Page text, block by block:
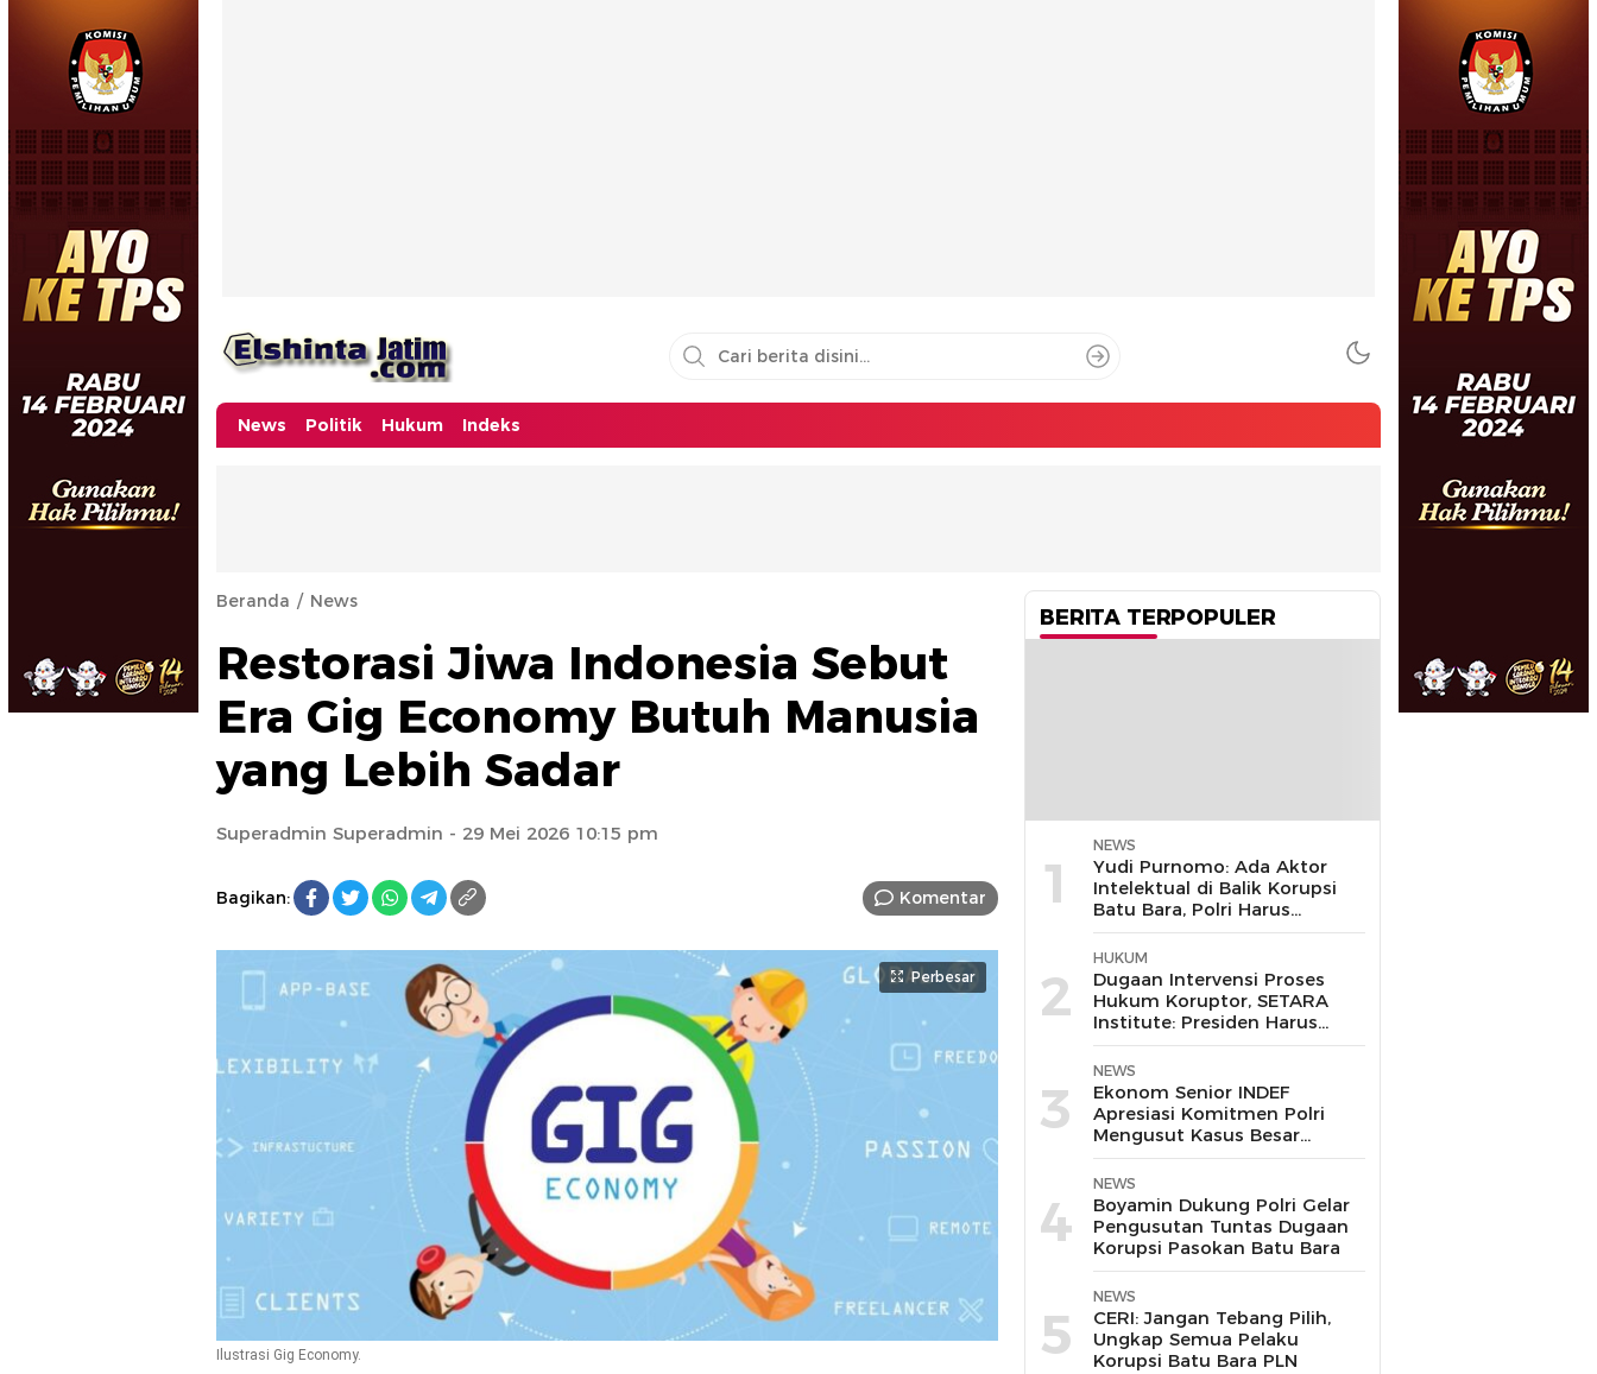
News Politik Hukum Indeks
Beranda News
Restorasi Jiwa Indonesia Sebut
Era Gig Economy Butuh Manusia
yang Lebih Sadar
Superadmin Superadmin - 29 Mei 2026 10:15 pm
Bagikan: Komentar
Perbesar
Ilustrasi Gig Economy.
BERITA TERPOPULER
1
NEWS
Yudi Purnomo: Ada Aktor
Intelektual di Balik Korupsi
Batu Bara, Polri Harus
Bongkar
2
HUKUM
Dugaan Intervensi Proses
Hukum Koruptor, SETARA
Institute: Presiden Harus
Pastikan TNI Tak
Disalahgunakan
3
NEWS
Ekonom Senior INDEF
Apresiasi Komitmen Polri
Mengusut Kasus Besar
hingga Tuntas
4
NEWS
Boyamin Dukung Polri Gelar
Pengusutan Tuntas Dugaan
Korupsi Pasokan Batu Bara
5
NEWS
CERI: Jangan Tebang Pilih,
Ungkap Semua Pelaku
Korupsi Batu Bara PLN